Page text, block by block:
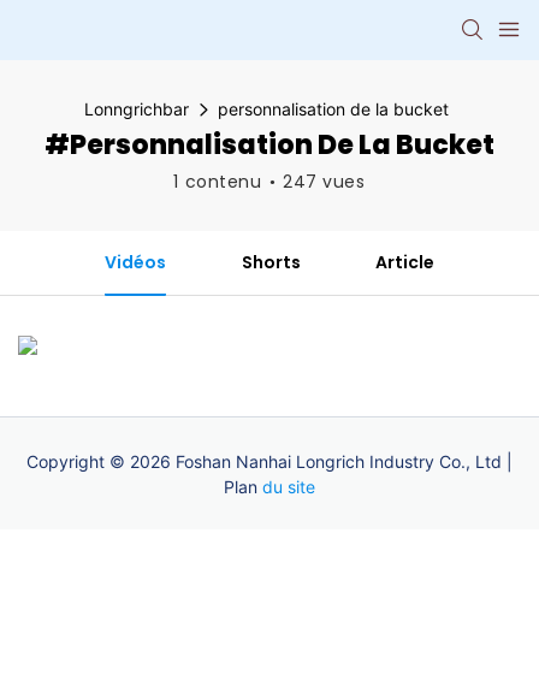
Lonngrichbar personnalisation de la bucket
#personnalisation De La Bucket
1 contenu 247 vues
Vidéos Shorts Article
Copyright © 2026 Foshan Nanhai Longrich Industry Co., Ltd |
Plan du site